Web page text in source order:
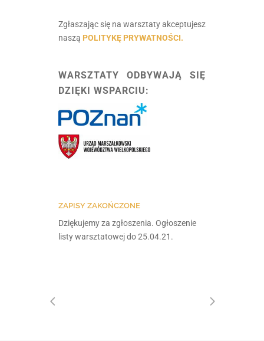
Zgłaszając się na warsztaty akceptujesz
naszą POLITYKĘ PRYWATNOŚCI.
WARSZTATY ODBYWAJĄ SIĘ
DZIĘKI WSPARCIU:
ZAPISY ZAKOŃCZONE
Dziękujemy za zgłoszenia. Ogłoszenie
listy warsztatowej do 25.04.21.